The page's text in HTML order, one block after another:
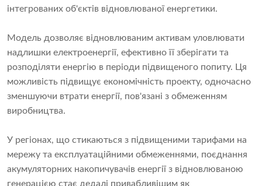
інтегрованих об'єктів відновлюваної енергетики.
Модель дозволяє відновлюваним активам уловлювати
надлишки електроенергії, ефективно її зберігати та
розподіляти енергію в періоди підвищеного попиту. Ця
можливість підвищує економічність проекту, одночасно
зменшуючи втрати енергії, пов'язані з обмеженням
виробництва.
У регіонах, що стикаються з підвищеними тарифами на
мережу та експлуатаційними обмеженнями, поєднання
акумуляторних накопичувачів енергії з відновлюваною
генерацією стає дедалі привабливішим як